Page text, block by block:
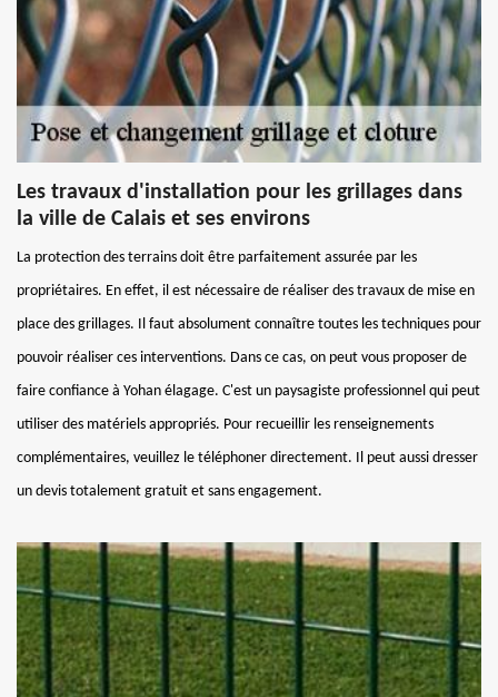
Les travaux d'installation pour les grillages dans
la ville de Calais et ses environs
La protection des terrains doit être parfaitement assurée par les
propriétaires. En effet, il est nécessaire de réaliser des travaux de mise en
place des grillages. Il faut absolument connaître toutes les techniques pour
pouvoir réaliser ces interventions. Dans ce cas, on peut vous proposer de
faire confiance à Yohan élagage. C'est un paysagiste professionnel qui peut
utiliser des matériels appropriés. Pour recueillir les renseignements
complémentaires, veuillez le téléphoner directement. Il peut aussi dresser
un devis totalement gratuit et sans engagement.